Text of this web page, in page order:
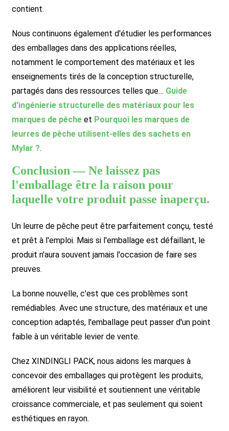
contient.
Nous continuons également d'étudier les performances
des emballages dans des applications réelles,
notamment le comportement des matériaux et les
enseignements tirés de la conception structurelle,
partagés dans des ressources telles que… Guide
d'ingénierie structurelle des matériaux pour les
marques de pêcheet Pourquoi les marques de
leurres de pêche utilisent-elles des sachets en
Mylar ?.
Conclusion — Ne laissez pas
l'emballage être la raison pour
laquelle votre produit passe inaperçu.
Un leurre de pêche peut être parfaitement conçu, testé
et prêt à l'emploi. Mais si l'emballage est défaillant, le
produit n'aura souvent jamais l'occasion de faire ses
preuves.
La bonne nouvelle, c'est que ces problèmes sont
remédiables. Avec une structure, des matériaux et une
conception adaptés, l'emballage peut passer d'un point
faible à un véritable levier de vente.
Chez XINDINGLI PACK, nous aidons les marques à
concevoir des emballages qui protègent les produits,
améliorent leur visibilité et soutiennent une véritable
croissance commerciale, et pas seulement qui soient
esthétiques en rayon.